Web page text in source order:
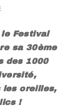
Festival
sa 30ème
des 1000
les oreilles,
!